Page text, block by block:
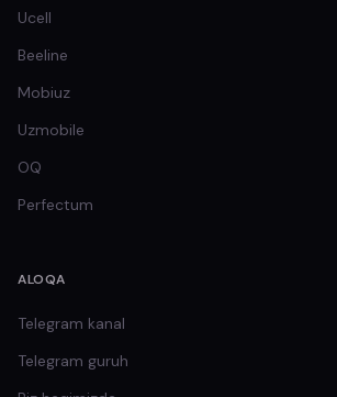
Ucell
Beeline
Mobiuz
Uzmobile
OQ
Perfectum
ALOQA
Telegram kanal
Telegram guruh